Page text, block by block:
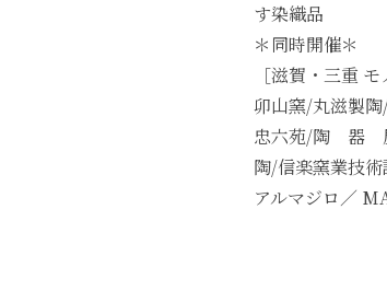
す染織品
＊同時開催＊
［滋賀・三重 モ
卯山窯/丸滋製
忠六苑/陶 器
陶/信楽窯業技
アルマジロ／